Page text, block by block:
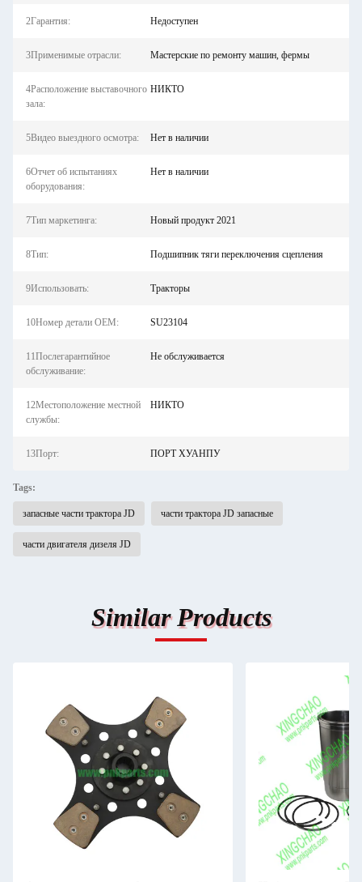
2Гарантия: Недоступен
3Применимые отрасли: Мастерские по ремонту машин, фермы
4Расположение выставочного
зала:
НИКТО
5Видео выездного осмотра: Нет в наличии
6Отчет об испытаниях
оборудования:
Нет в наличии
7Тип маркетинга: Новый продукт 2021
8Тип: Подшипник тяги переключения сцепления
9Использовать: Тракторы
10Номер детали OEM: SU23104
11Послегарантийное
обслуживание:
Не обслуживается
12Местоположение местной
службы:
НИКТО
13Порт: ПОРТ ХУАНПУ
Tags:
запасные части трактора JD части трактора JD запасные
части двигателя дизеля JD
Similar Products